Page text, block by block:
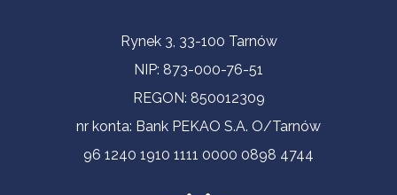
Informacje kontaktoweRynek 3, 33-100 Tarnów
NIP: 873-000-76-51
REGON: 850012309
nr konta: Bank PEKAO S.A. O/Tarnów
96 1240 1910 1111 0000 0898 4744